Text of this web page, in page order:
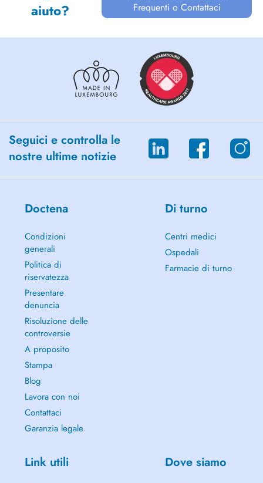
aiuto?
Frequenti o Contattaci
Seguici e controlla le
nostre ultime notizie
Doctena
Condizioni
generali
Politica di
riservatezza
Presentare
denuncia
Risoluzione delle
controversie
A proposito
Stampa
Blog
Lavora con noi
Contattaci
Garanzia legale
Di turno
Centri medici
Ospedali
Farmacie di turno
Link utili Dove siamo